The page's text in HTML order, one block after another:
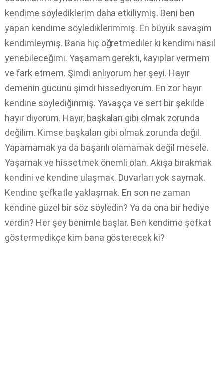
kendime söylediklerim daha etkiliymiş. Beni ben
yapan kendime söylediklerimmiş. En büyük savaşım
kendimleymiş. Bana hiç öğretmediler ki kendimi nasıl
yenebileceğimi. Yaşamam gerekti, kayıplar vermem
ve fark etmem. Şimdi anlıyorum her şeyi. Hayır
demenin gücünü şimdi hissediyorum. En zor hayır
kendine söylediğinmiş. Yavaşça ve sert bir şekilde
hayır diyorum. Hayır, başkaları gibi olmak zorunda
değilim. Kimse başkaları gibi olmak zorunda değil.
Yapamamak ya da başarılı olamamak değil mesele.
Yaşamak ve hissetmek önemli olan. Akışa bırakmak
kendini ve kendine ulaşmak. Duvarları yok saymak.
Kendine şefkatle yaklaşmak. En son ne zaman
kendine güzel bir söz söyledin? Ya da ona bir hediye
verdin? Her şey benimle başlar. Ben kendime şefkat
göstermedikçe kim bana gösterecek ki?